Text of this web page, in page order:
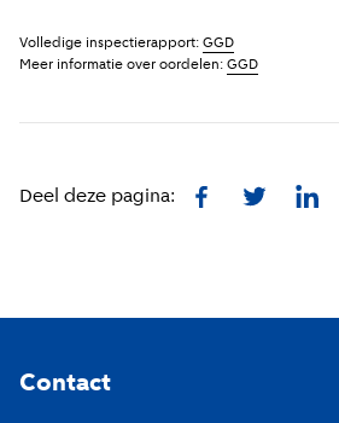
Volledige inspectierapport: GGD
Meer informatie over oordelen: GGD
Deel deze pagina: FacebookTwitter
Contact